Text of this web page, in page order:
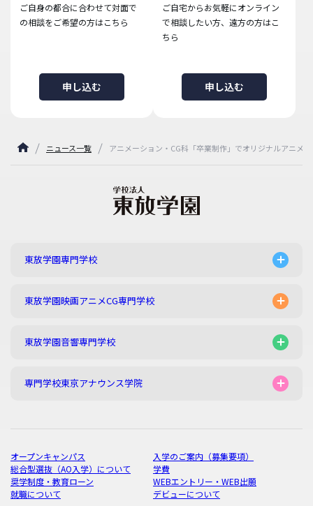
ご自身の都合に合わせて対面で
の相談をご希望の方はこちら
申し込む
ご自宅からお気軽にオンライン
で相談したい方、遠方の方はこ
ちら
申し込む
ニュース一覧 アニメーション・CG科「卒業制作」でオリジナルアニメ
東放学園専門学校
東放学園映画アニメCG専門学校
東放学園音響専門学校
専門学校東京アナウンス学院
オープンキャンパス
入学のご案内（募集要項）
総合型選抜（AO入学）について
学費
奨学制度・教育ローン
WEBエントリー・WEB出願
就職について
デビューについて